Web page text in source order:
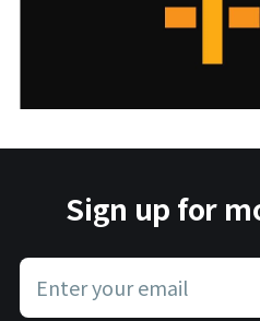
Sign up for
Enter your email